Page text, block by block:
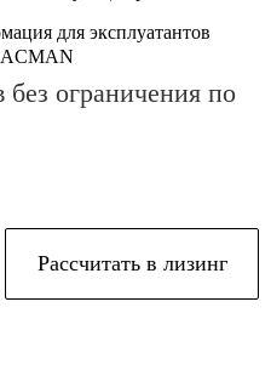
для эксплуатантов
ограничения по
Рассчитать в лизинг